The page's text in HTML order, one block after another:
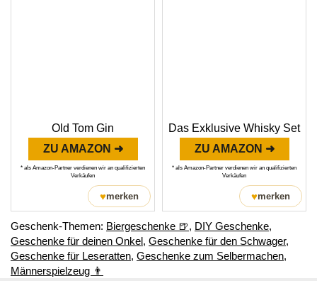
Old Tom Gin
ZU AMAZON ➜
* als Amazon-Partner verdienen wir an qualifizierten
Verkäufen
♥merken
Das Exklusive Whisky Set
ZU AMAZON ➜
* als Amazon-Partner verdienen wir an qualifizierten
Verkäufen
♥merken
Geschenk-Themen: Biergeschenke 🍺, DIY Geschenke,
Geschenke für deinen Onkel , Geschenke für den Schwager,
Geschenke für Leseratten, Geschenke zum Selbermachen,
Männerspielzeug 👨